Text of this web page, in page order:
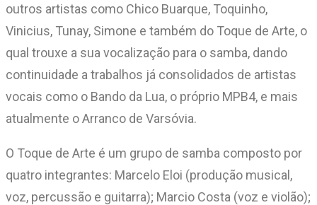
outros artistas como Chico Buarque, Toquinho,
Vinicius, Tunay, Simone e também do Toque de Arte, o
qual trouxe a sua vocalização para o samba, dando
continuidade a trabalhos já consolidados de artistas
vocais como o Bando da Lua, o próprio MPB4, e mais
atualmente o Arranco de Varsóvia.
O Toque de Arte é um grupo de samba composto por
quatro integrantes: Marcelo Eloi (produção musical,
voz, percussão e guitarra); Marcio Costa (voz e violão);